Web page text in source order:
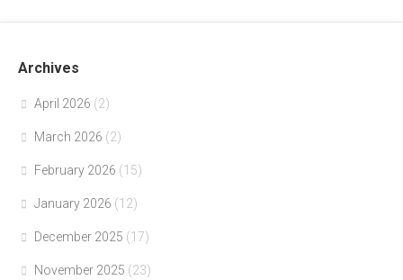
Archives
April 2026 (2)
March 2026 (2)
February 2026 (15)
January 2026 (12)
December 2025 (17)
November 2025 (23)